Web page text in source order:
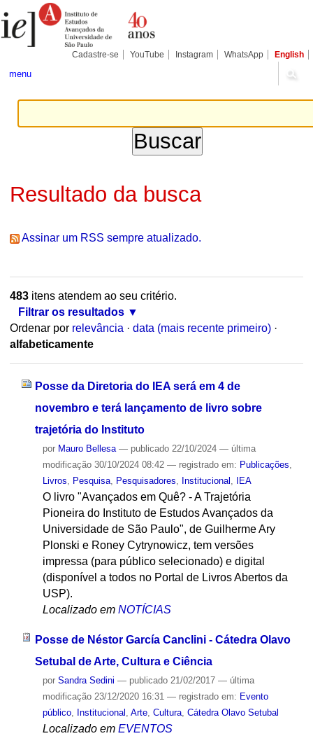
para
conteúdo.
Pessoais
Cadastre-se YouTube Instagram WhatsApp English
menu
Resultado da busca
Assinar um RSS sempre atualizado.
483itens atendem ao seu critério.
Filtrar os resultados
Ordenar por relevância · data (mais recente primeiro) ·
alfabeticamente
Posse da Diretoria do IEA será em 4 de
novembro e terá lançamento de livro sobre
trajetória do Instituto
por Mauro Bellesa — publicado22/10/2024 — última
modificação30/10/2024 08:42 — registrado em: Publicações
Livros
Pesquisa, Pesquisadores Institucional IEA
O livro "Avançados em Quê? - A Trajetória
Pioneira do Instituto de Estudos Avançados da
Universidade de São Paulo", de Guilherme Ary
Plonski e Roney Cytrynowicz, tem versões
impressa (para público selecionado) e digital
(disponível a todos no Portal de Livros Abertos da
USP).
Localizado em NOTÍCIAS
Posse de Néstor García Canclini - Cátedra Olavo
Setubal de Arte, Cultura e Ciência
por Sandra Sedini — publicado21/02/2017 — última
modificação23/12/2020 16:31 — registrado em: Evento
público, Institucional Arte, Cultura, Cátedra Olavo Setubal
Localizado em EVENTOS